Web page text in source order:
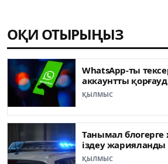
ОҚИ ОТЫРЫҢЫЗ
WhatsApp-ты
аккаунтты
ҚЫЛМЫС
Танымал
іздеу жарияланды
ҚЫЛМЫС